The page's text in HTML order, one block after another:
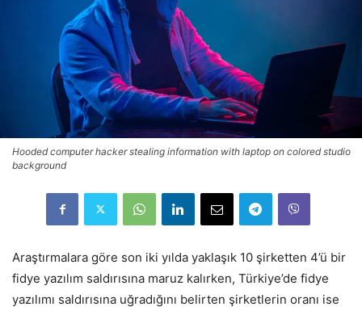
Hooded computer hacker stealing information with laptop on colored studio
background
Araştırmalara göre son iki yılda yaklaşık 10 şirketten 4’ü bir
fidye yazılım saldırısına maruz kalırken, Türkiye’de fidye
yazılımı saldırısına uğradığını belirten şirketlerin oranı ise